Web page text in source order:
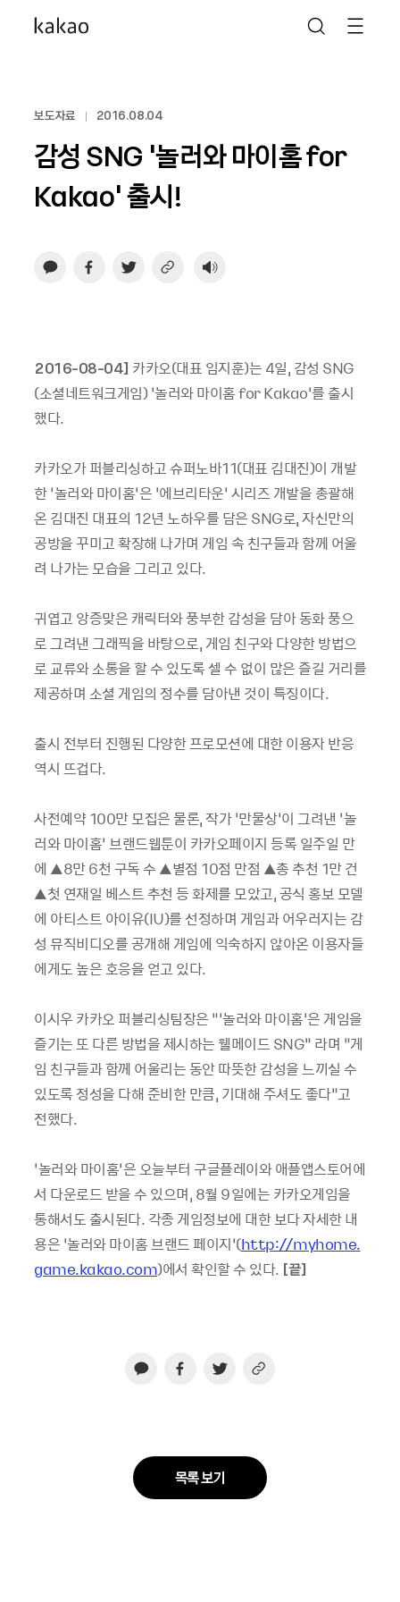
보도자료 2016.08.04
감성 SNG ‘놀러와 마이홈 for
Kakao’ 출시!
2016-08-04] 카카오(대표 임지훈)는 4일, 감성 SNG
(소셜네트워크게임) ‘놀러와 마이홈for Kakao’를 출시
했다.
카카오가 퍼블리싱하고 슈퍼노바11(대표 김대진)이 개발
한 ‘놀러와 마이홈’은 ‘에브리타운’ 시리즈 개발을 총괄해
온 김대진 대표의 12년 노하우를 담은 SNG로,자신만의
공방을 꾸미고 확장해 나가며 게임 속 친구들과 함께 어울
려 나가는 모습을 그리고 있다.
귀엽고 앙증맞은 캐릭터와 풍부한 감성을 담아 동화 풍으
로 그려낸 그래픽을 바탕으로, 게임 친구와 다양한 방법으
로 교류와 소통을 할 수 있도록 셀 수 없이 많은 즐길 거리를
제공하며 소셜 게임의 정수를 담아낸 것이 특징이다.
출시 전부터 진행된 다양한 프로모션에 대한 이용자 반응
역시 뜨겁다.
사전예약100만 모집은 물론,작가 ‘만물상’이 그려낸 ‘놀
러와 마이홈’ 브랜드웹툰이 카카오페이지 등록 일주일 만
에 ▲8만6천 구독 수 ▲별점 10점 만점 ▲총 추천 1만 건
▲첫 연재일 베스트 추천 등 화제를 모았고,공식 홍보 모델
에 아티스트 아이유(IU)를 선정하며 게임과 어우러지는 감
성 뮤직비디오를 공개해 게임에 익숙하지 않아온 이용자들
에게도 높은 호응을 얻고 있다.
이시우 카카오 퍼블리싱팀장은 “‘놀러와 마이홈’은 게임을
즐기는 또 다른 방법을 제시하는 웰메이드 SNG” 라며 “게
임 친구들과 함께 어울리는 동안 따뜻한 감성을 느끼실 수
있도록 정성을 다해 준비한 만큼, 기대해 주셔도 좋다”고
전했다.
‘놀러와 마이홈’은 오늘부터 구글플레이와 애플앱스토어에
서 다운로드 받을 수 있으며, 8월 9일에는 카카오게임을
통해서도 출시된다. 각종 게임정보에 대한 보다 자세한 내
용은 ‘놀러와 마이홈 브랜드 페이지’(http://myhome.
game.kakao.com)에서 확인할 수 있다. [끝]
목록 보기